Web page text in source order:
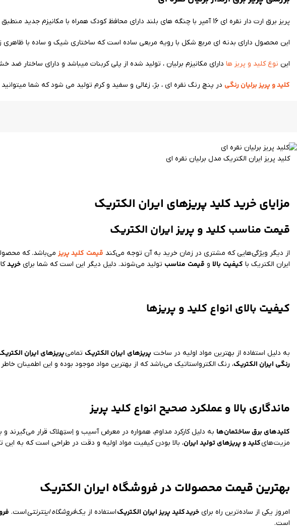
پریز برق ارت دار نقره ای 16 آمپر با چنگه های بلند دارای محافظ کودک همراه با مکانیزم جدید منطبق با استانداردهای روز دنیا با قاب رنگ متالیک به فضاهای مدرن زیبایی خاصی میبخشد.
این محصول دارای بدنه ای مربع شکل با رویه مربعی ساده است که ساختاری شیک و ساده با ظاهری
این نوع کلید و پریز ها دارای مکانیزم برلیان ، تولید شده از پلی کربنات میباشد و دارای ساختار
کلید و پریز برلیان رنگی در پنچ رنگ نقره ای ، بژ، زغالی و سفید و کرم تولید می شود که شما
کلید پریز ایران الکتریک مدل برلیان نقره ای
مزایای خرید کلید پریزهای ایران الکتریک
قیمت مناسب کلید و پریز ایران الکتریک
از دیگر ویژگی‌هایی که مشتری در زمان خرید به آن توجه می‌کند قیمت کلید پریز می‌باشد. که
ایران الکتریک با کیفیت بالا و قیمت مناسب تولید می‌شوند. دلیل دیگر این است که شما برای خرید
کیفیت بالای انواع کلید و پریزها
به دلیل استفاده از بهترین مواد اولیه در ساخت پریزهای ایران الکتریک تمامیپریزهای ایران
رنگی ایران الکتریک، رنگ الکترواستاتیک می‌باشد که از بهترین مواد موجود بوده و این اطمینان
ماندگاری بالا و عملکرد صحیح انواع کلید پریز
کلیدهای برق ساختمان‌ها به دلیل کارکرد مداوم، همواره در معرض آسیب و اِستِهلاک قرار می‌گیرند و
مزیت‌هایکلید و پریزهای تولید ایران، بالا بودن کیفیت مواد اولیه و دقت در طراحی است که به
بهترین قیمت محصولات در فروشگاه ایران الکتریک
امروز یکی از ساده‌ترین راه برای خریدکلید پریز ایران الکتریکاستفاده از یکفروشگاه اینترنتیاست.
است.